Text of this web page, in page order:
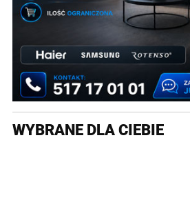
WYBRANE DLA CIEBIE